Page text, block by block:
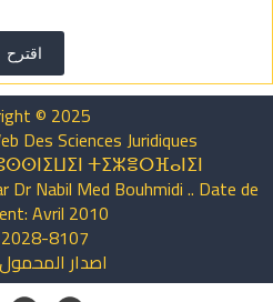
اقترح
© 2025
Des Sciences Juridiques
ⵜⵉⵣⴻⵔⴼⴰⵏⵉⵏ
Dr Nabil Med Bouhmidi .. Date de
Avril 2010
8107
اصدار المحمول